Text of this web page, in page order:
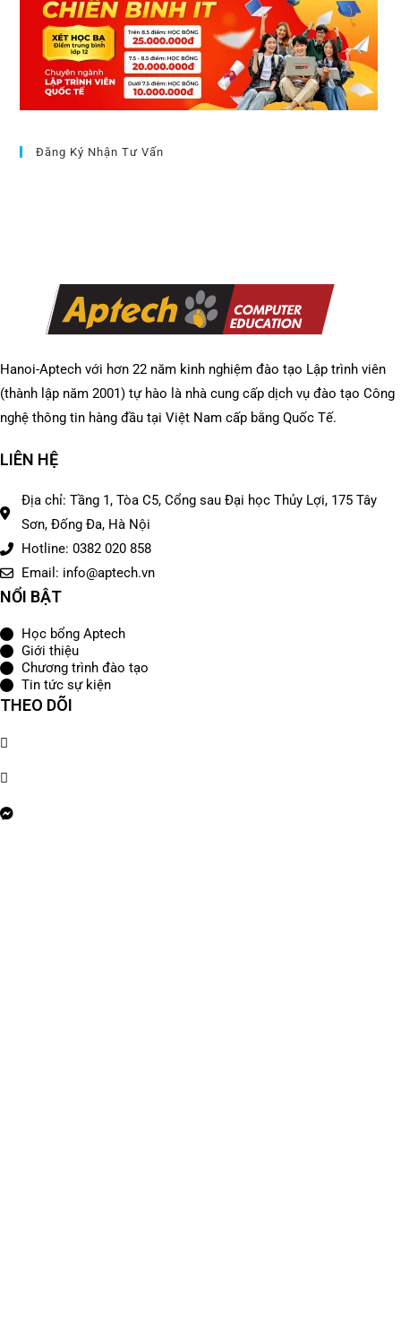
Đăng Ký Nhận Tư Vấn
Hanoi-Aptech với hơn 22 năm kinh nghiệm đào tạo Lập trình viên
(thành lập năm 2001) tự hào là nhà cung cấp dịch vụ đào tạo Công
nghệ thông tin hàng đầu tại Việt Nam cấp bằng Quốc Tế.
LIÊN HỆ
Địa chỉ: Tầng 1, Tòa C5, Cổng sau Đại học Thủy Lợi, 175 Tây
Sơn, Đống Đa, Hà Nội
Hotline: 0382 020 858
Email: info@aptech.vn
NỔI BẬT
Học bổng Aptech
Giới thiệu
Chương trình đào tạo
Tin tức sự kiện
THEO DÕI